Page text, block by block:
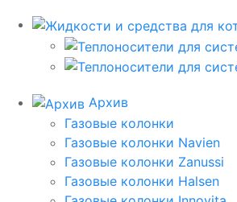
Архив
Газовые колонки
Газовые колонки Navien
Газовые колонки Zanussi
Газовые колонки Halsen